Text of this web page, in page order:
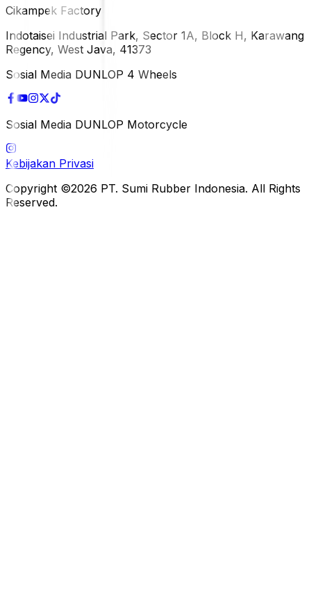
Cikampek Factory
Indotaisei Industrial Park, Sector 1A, Block H, Karawang
Regency, West Java, 41373
Sosial Media DUNLOP 4 Wheels
Sosial Media DUNLOP Motorcycle
Kebijakan Privasi
Copyright ©2026 PT. Sumi Rubber Indonesia. All Rights
Reserved.